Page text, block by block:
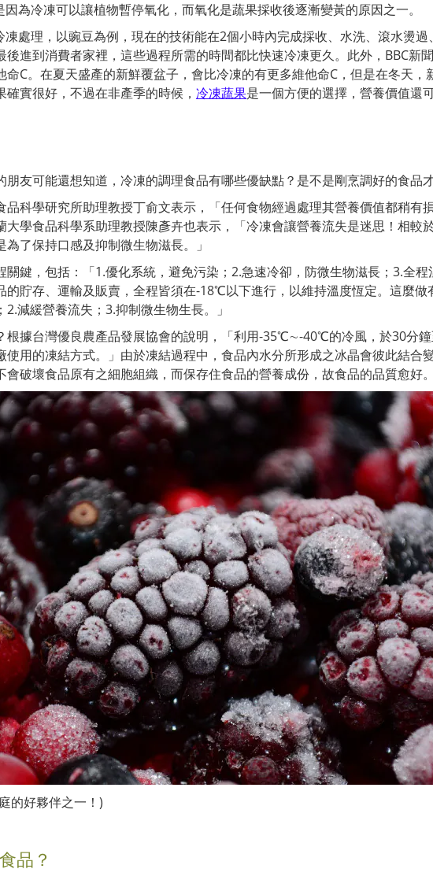
為冷凍可以讓植物暫停氧化，而氧化是蔬果採收後逐漸變黃的原因之一。
凍處理，以豌豆為例，現在的技術能在2個小時內完成採收、水洗、滾水燙
後進到消費者家裡，這些過程所需的時間都比快速冷凍更久。此外，BBC新
C。在夏天盛產的新鮮覆盆子，會比冷凍的有更多維他命C，但是在冬天
實很好，不過在非產季的時候， 冷凍蔬果是一個方便的選擇，營養價值還可
友可能還想知道，冷凍的調理食品有哪些優缺點？是不是剛烹調好的食品
品科學研究所助理教授丁俞文表示，「任何食物經過處理其營養價值都稍
大學食品科學系助理教授陳彥卉也表示，「冷凍會讓營養流失是迷思！相較
了保持口感及抑制微生物滋長。」
鍵，包括：「1.優化系統，避免污染；2.急速冷卻，防微生物滋長；3.全
的貯存、運輸及販賣，全程皆須在-18℃以下進行，以維持溫度恆定。這麼
減緩營養流失；3.抑制微生物生長。」
根據台灣優良農產品發展協會的說明，「利用-35℃∼-40℃的冷風，於30分
使用的凍結方式。」由於凍結過程中，食品內水分所形成之冰晶會彼此結合
破壞食品原有之細胞組織，而保存住食品的營養成份，故食品的品質愈好。
的好夥伴之一！)
品？